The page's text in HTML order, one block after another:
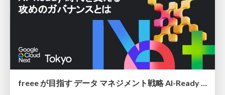
freee が目指す データ マネジメント戦略 AI-Ready 時代を支える 攻めのガバナンスとは